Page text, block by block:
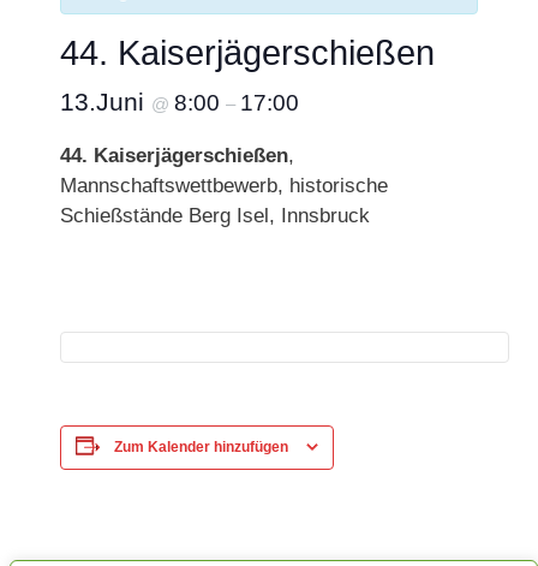
44. Kaiserjägerschießen
13.Juni @ 8:00 – 17:00
44. Kaiserjägerschießen,
Mannschaftswettbewerb, historische
Schießstände Berg Isel, Innsbruck
Zum Kalender hinzufügen